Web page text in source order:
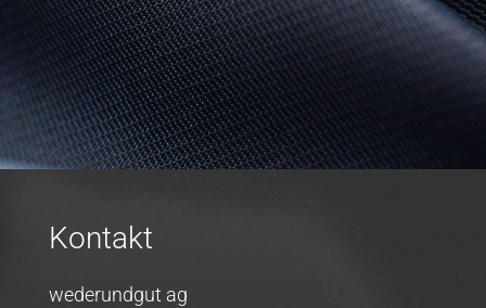
Kontakt
wederundgut ag